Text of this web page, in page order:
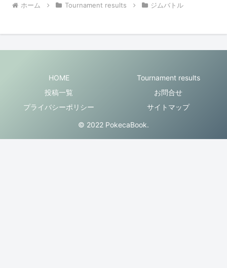
ホーム Tournament results ジムバトル
HOME
Tournament results
投稿一覧
お問合せ
プライバシーポリシー
サイトマップ
© 2022 PokecaBook.